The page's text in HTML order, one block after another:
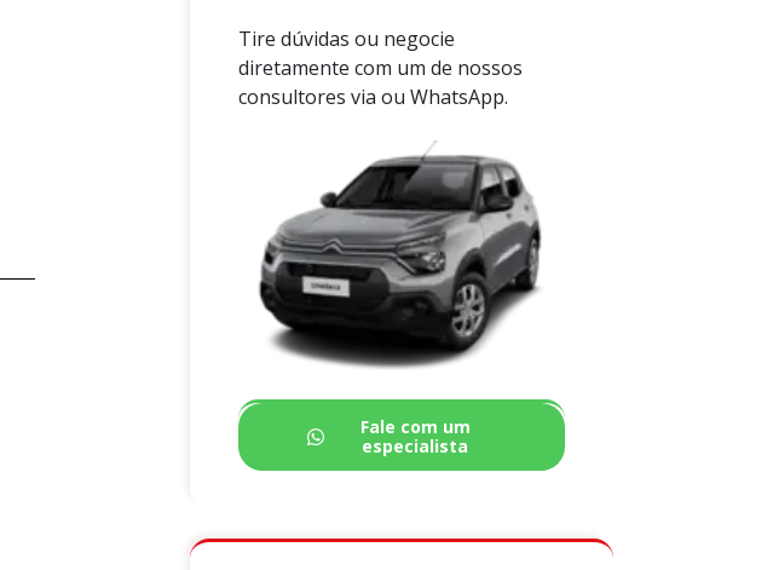
Tire dúvidas ou negocie
diretamente com um de nossos
consultores via ou WhatsApp.
Fale com um
especialista